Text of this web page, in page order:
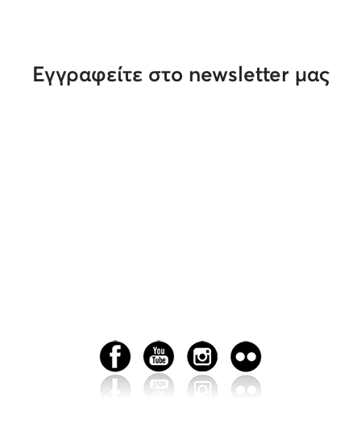
Εγγραφείτε στο newsletter μας